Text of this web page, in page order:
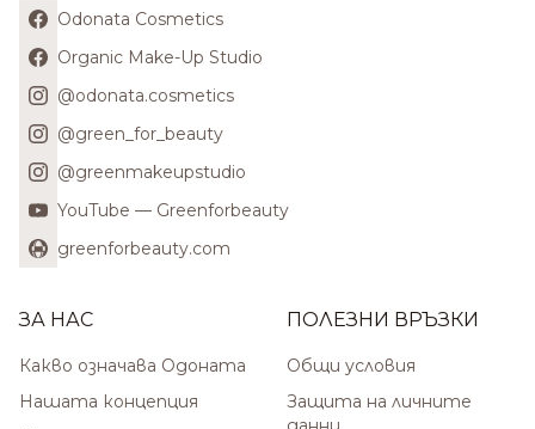
Odonata Cosmetics
Organic Make-Up Studio
@odonata.cosmetics
@green_for_beauty
@greenmakeupstudio
YouTube — Greenforbeauty
greenforbeauty.com
ЗА НАС
Какво означава Одоната
Нашата концепция
ПОЛЕЗНИ ВРЪЗКИ
Общи условия
Защита на личните